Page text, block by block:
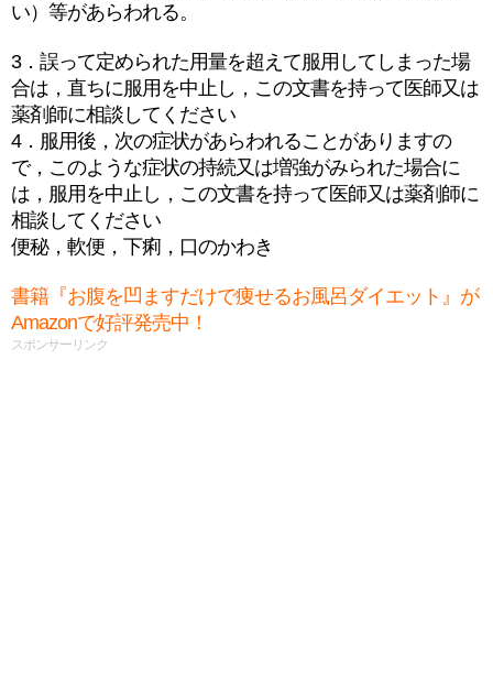
い）等があらわれる。
3．誤って定められた用量を超えて服用してしまった場
合は，直ちに服用を中止し，この文書を持って医師又は
薬剤師に相談してください
4．服用後，次の症状があらわれることがありますの
で，このような症状の持続又は増強がみられた場合に
は，服用を中止し，この文書を持って医師又は薬剤師に
相談してください
便秘，軟便，下痢，口のかわき
書籍『お腹を凹ますだけで痩せるお風呂ダイエット』が
Amazonで好評発売中！
スポンサーリンク